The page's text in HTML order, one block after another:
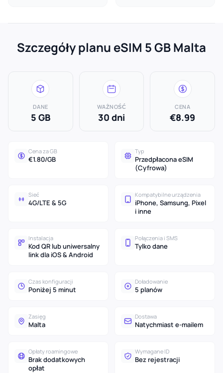
Szczegóły planu eSIM 5 GB Malta
DANE
5 GB
WAŻNOŚĆ
30 dni
CENA
€8.99
Cena za GB
€1.80/GB
Typ
Przedpłacona eSIM
(Cyfrowa)
Sieć
4G/LTE & 5G
Kompatybilne urządzenia
iPhone, Samsung, Pixel
i inne
Instalacja
Kod QR lub uniwersalny
link dla iOS & Android
Połączenia i SMS
Tylko dane
Czas konfiguracji
Poniżej 5 minut
Doładowanie
5 planów
Zasięg
Malta
Dostawa
Natychmiast e-mailem
Opłaty roamingowe
Brak dodatkowych
opłat
Wymagane ID
Bez rejestracji